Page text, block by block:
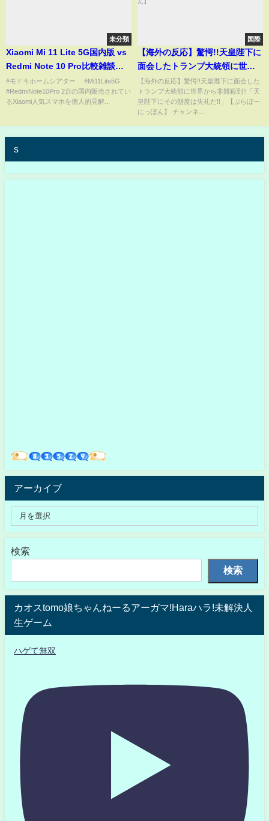
未分類
Xiaomi Mi 11 Lite 5G国内版 vs
Redmi Note 10 Pro比較雑談
【2021/07/15収録】???????
#モドキホームシアター #Mi11Lite5G
#RedmiNote10Pro 2台の国内販売されてい
るXiaomi人気スマホを個人的見解...
国際
【海外の反応】驚愕!!天皇陛下に
面会したトランプ大統領に世界
から非難殺到!!「天皇陛下にその
態度は失礼だ!!」【ぶらぼーにっ
ぽん】
【海外の反応】驚愕!!天皇陛下に面会した
トランプ大統領に世界から非難殺到!!「天
皇陛下にその態度は失礼だ!!」【ぶらぼー
にっぽん】 チャンネ...
s
アーカイブ
検索
検索
カオスtomo娘ちゃんねーるアーガマ!Haraハラ!未解決人
生ゲーム
ハゲて無双